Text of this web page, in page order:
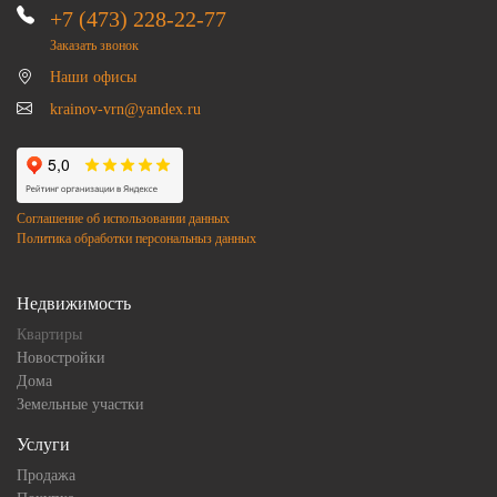
+7 (473) 228-22-77
Заказать звонок
Наши офисы
krainov-vrn@yandex.ru
Соглашение об использовании данных
Политика обработки персональныз данных
Недвижимость
Квартиры
Новостройки
Дома
Земельные участки
Услуги
Продажа